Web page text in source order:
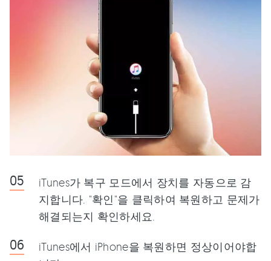
iTunes가 복구 모드에서 장치를 자동으로 감
지합니다. "확인"을 클릭하여 복원하고 문제가
해결되는지 확인하세요.
iTunes에서 iPhone을 복원하면 정상이어야합